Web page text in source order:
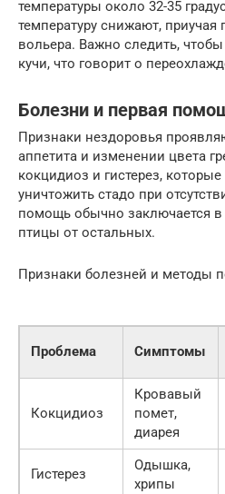
температуры около 32-35
температуру снижают, приучая
вольера. Важно следить,
кучи, что говорит о
Болезни и первая
Признаки нездоровья
аппетита и изменении цвета
кокцидиоз и гистерез,
уничтожить стадо при
помощь обычно заключается
птицы от остальных.
Признаки болезней и методы
Проблема Симптомы
Кокцидиоз
Кровавый
помет,
диарея
Гистерез
Одышка,
хрипы